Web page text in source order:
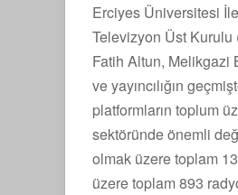
Erciyes Üniversitesi
Televizyon Üst
Fatih Altun, Melikgazi
ve yayıncılığın
platformların toplum
sektöründe önemli
olmak üzere toplam
üzere toplam 893